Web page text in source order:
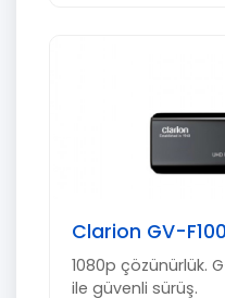
Clarion GV-
1080p çözünürlük.
ile güvenli sürüş.